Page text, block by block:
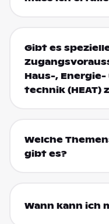
Gibt es
Haus-,
technik (HEAT)
Welche
gibt es?
Wann kann ich